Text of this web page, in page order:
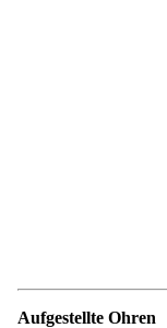
Aufgestellte Ohren